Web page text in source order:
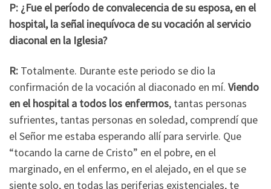
P: ¿Fue el período de convalecencia de su esposa, en el
hospital, la señal inequívoca de su vocación al servicio
diaconal en la Iglesia?
R: Totalmente. Durante este periodo se dio la
confirmación de la vocación al diaconado en mí. Viendo
en el hospital a todos los enfermos, tantas personas
sufrientes, tantas personas en soledad, comprendí que
el Señor me estaba esperando allí para servirle. Que
“tocando la carne de Cristo” en el pobre, en el
marginado, en el enfermo, en el alejado, en el que se
siente solo, en todas las periferias existenciales, te